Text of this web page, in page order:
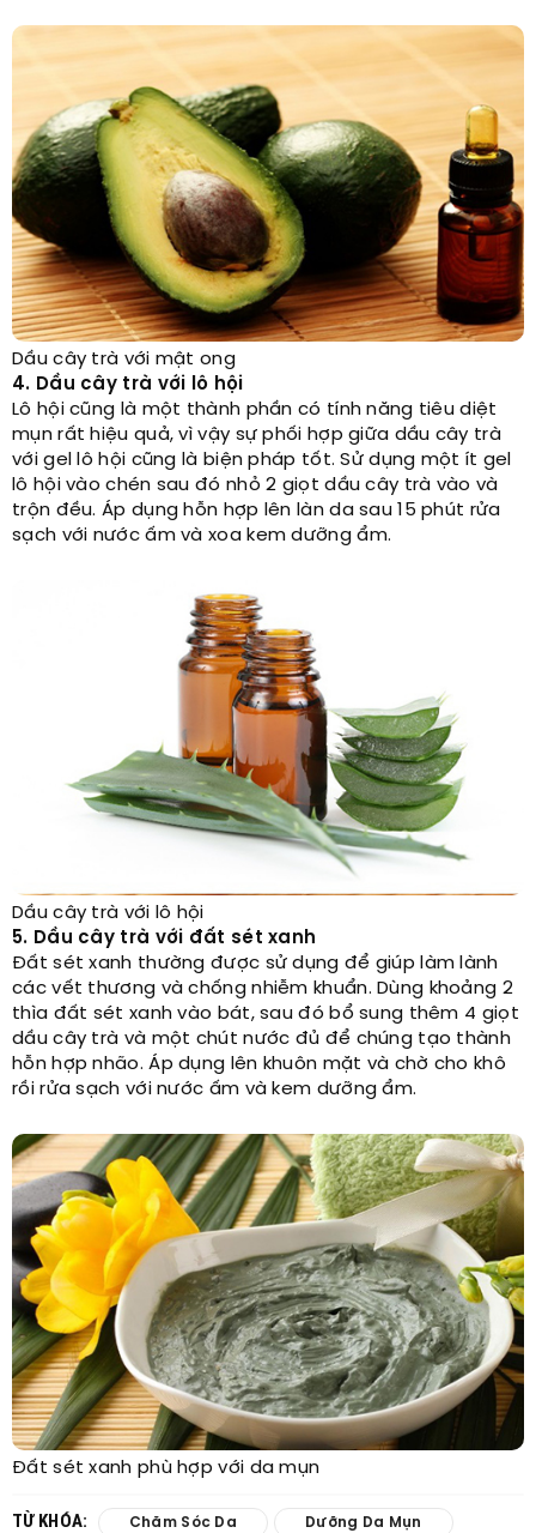
Dầu cây trà với mật ong
4. Dầu cây trà với lô hội
Lô hội cũng là một thành phần có tính năng tiêu diệt
mụn rất hiệu quả, vì vậy sự phối hợp giữa dầu cây trà
với gel lô hội cũng là biện pháp tốt. Sử dụng một ít gel
lô hội vào chén sau đó nhỏ 2 giọt dầu cây trà vào và
trộn đều. Áp dụng hỗn hợp lên làn da sau 15 phút rửa
sạch với nước ấm và xoa kem dưỡng ẩm.
Dầu cây trà với lô hội
5. Dầu cây trà với đất sét xanh
Đất sét xanh thường được sử dụng để giúp làm lành
các vết thương và chống nhiễm khuẩn. Dùng khoảng 2
thìa đất sét xanh vào bát, sau đó bổ sung thêm 4 giọt
dầu cây trà và một chút nước đủ để chúng tạo thành
hỗn hợp nhão. Áp dụng lên khuôn mặt và chờ cho khô
rồi rửa sạch với nước ấm và kem dưỡng ẩm.
Đất sét xanh phù hợp với da mụn
TỪ KHÓA: Chăm Sóc Da Dưỡng Da Mụn